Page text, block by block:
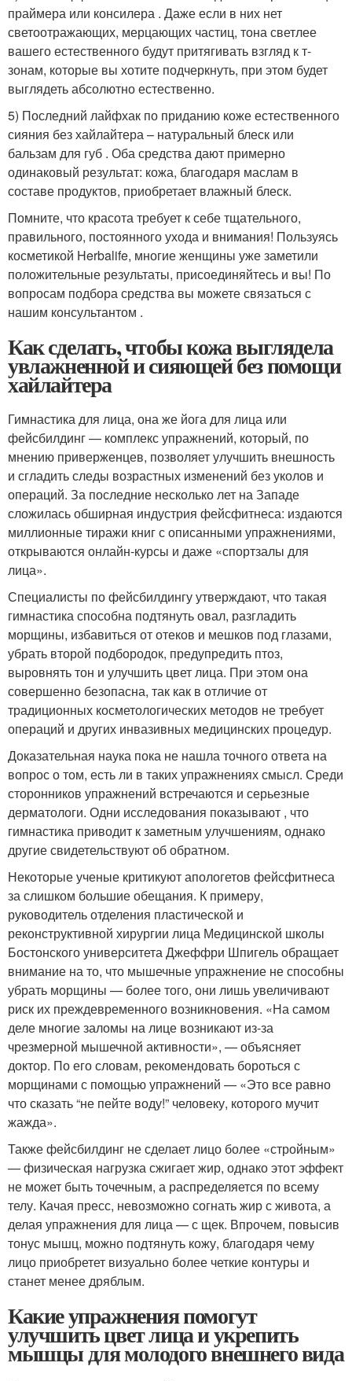
праймера или консилера . Даже если в них нет
светоотражающих, мерцающих частиц, тона светлее
вашего естественного будут притягивать взгляд к т-
зонам, которые вы хотите подчеркнуть, при этом будет
выглядеть абсолютно естественно.
5) Последний лайфхак по приданию коже естественного
сияния без хайлайтера – натуральный блеск или
бальзам для губ . Оба средства дают примерно
одинаковый результат: кожа, благодаря маслам в
составе продуктов, приобретает влажный блеск.
Помните, что красота требует к себе тщательного,
правильного, постоянного ухода и внимания! Пользуясь
косметикой Herbalife, многие женщины уже заметили
положительные результаты, присоединяйтесь и вы! По
вопросам подбора средства вы можете связаться с
нашим консультантом .
Как сделать, чтобы кожа выглядела
увлажненной и сияющей без помощи
хайлайтера
Гимнастика для лица, она же йога для лица или
фейсбилдинг — комплекс упражнений, который, по
мнению приверженцев, позволяет улучшить внешность
и сгладить следы возрастных изменений без уколов и
операций. За последние несколько лет на Западе
сложилась обширная индустрия фейсфитнеса: издаются
миллионные тиражи книг с описанными упражнениями,
открываются онлайн-курсы и даже «спортзалы для
лица».
Специалисты по фейсбилдингу утверждают, что такая
гимнастика способна подтянуть овал, разгладить
морщины, избавиться от отеков и мешков под глазами,
убрать второй подбородок, предупредить птоз,
выровнять тон и улучшить цвет лица. При этом она
совершенно безопасна, так как в отличие от
традиционных косметологических методов не требует
операций и других инвазивных медицинских процедур.
Доказательная наука пока не нашла точного ответа на
вопрос о том, есть ли в таких упражнениях смысл. Среди
сторонников упражнений встречаются и серьезные
дерматологи. Одни исследования показывают , что
гимнастика приводит к заметным улучшениям, однако
другие свидетельствуют об обратном.
Некоторые ученые критикуют апологетов фейсфитнеса
за слишком большие обещания. К примеру,
руководитель отделения пластической и
реконструктивной хирургии лица Медицинской школы
Бостонского университета Джеффри Шпигель обращает
внимание на то, что мышечные упражнение не способны
убрать морщины — более того, они лишь увеличивают
риск их преждевременного возникновения. «На самом
деле многие заломы на лице возникают из-за
чрезмерной мышечной активности», — объясняет
доктор. По его словам, рекомендовать бороться с
морщинами с помощью упражнений — «Это все равно
что сказать “не пейте воду!” человеку, которого мучит
жажда».
Также фейсбилдинг не сделает лицо более «стройным»
— физическая нагрузка сжигает жир, однако этот эффект
не может быть точечным, а распределяется по всему
телу. Качая пресс, невозможно согнать жир с живота, а
делая упражнения для лица — с щек. Впрочем, повысив
тонус мышц, можно подтянуть кожу, благодаря чему
лицо приобретет визуально более четкие контуры и
станет менее дряблым.
Какие упражнения помогут
улучшить цвет лица и укрепить
мышцы для молодого внешнего вида